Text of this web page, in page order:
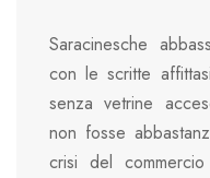
Saracinesche
con le scritte
senza vetrine
non fosse
crisi del